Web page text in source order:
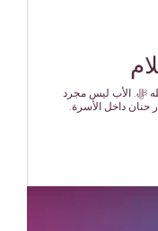
ﷻ. الأب ليس مجرد
حنان داخل الأسرة.